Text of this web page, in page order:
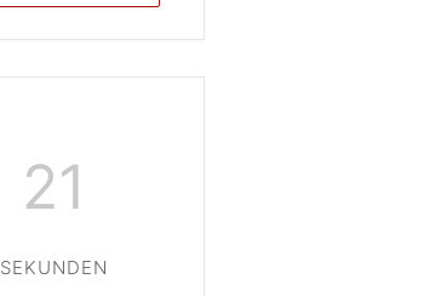
21
SEKUNDEN